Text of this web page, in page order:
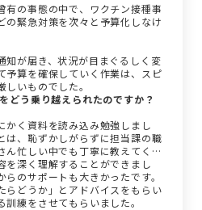
有の事態の中で、ワクチン接種事
の緊急対策を次々と予算化しなけ
知が届き、状況が目まぐるしく変
予算を確保していく作業は、スピ
いものでした。
う乗り越えられたのですか？
かく資料を読み込み勉強しまし
は、恥ずかしがらずに担当課の職
ん忙しい中でも丁寧に教えてくだ
を深く理解することができまし
のサポートも大きかったです。
らどうか」とアドバイスをもらい
練をさせてもらいました。